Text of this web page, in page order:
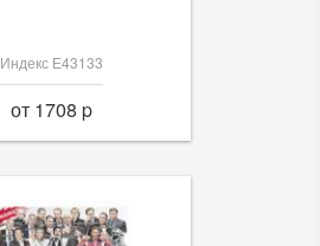
Индекс Е43133
от 1708 p